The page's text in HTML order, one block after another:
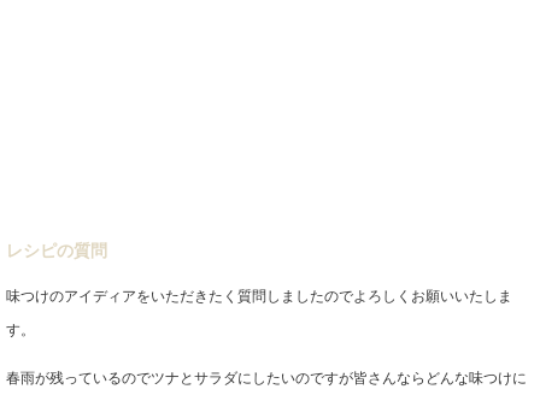
レシピの質問
味つけのアイディアをいただきたく質問しましたのでよろしくお願いいたしま
す。
春雨が残っているのでツナとサラダにしたいのですが皆さんならどんな味つけに